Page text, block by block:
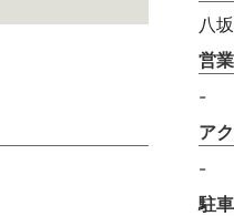
八
営
-
ア
-
駐